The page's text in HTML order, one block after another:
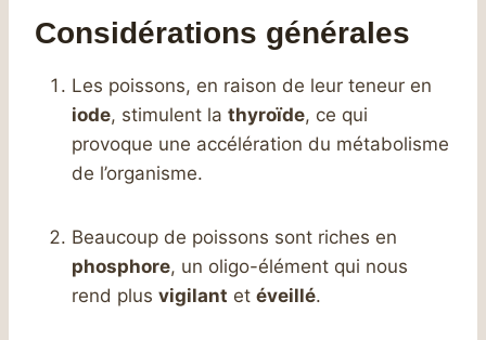
Considérations générales
Les poissons, en raison de leur teneur en
iode, stimulent la thyroïde, ce qui
provoque une accélération du métabolisme
de l’organisme.
Beaucoup de poissons sont riches en
phosphore, un oligo-élément qui nous
rend plus vigilant et éveillé.